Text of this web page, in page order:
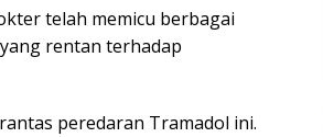
telah memicu berbagai
rentan terhadap
peredaran Tramadol ini.